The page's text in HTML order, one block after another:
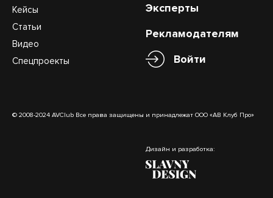
Кейсы
Статьи
Видео
Спецпроекты
Эксперты
Рекламодателям
Войти
© 2008-2024 AVClub Все права защищены и принадлежат ООО «АВ Клуб Про»
Дизайн и разработка: